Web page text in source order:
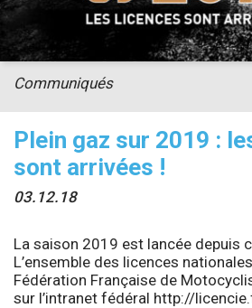
Plein gaz sur 2019 :
sont arrivées !
03.12.18
Communiqués
La saison 2019 est lancée depuis
L’ensemble des licences
Fédération Française de
sur l’intranet fédéral http://